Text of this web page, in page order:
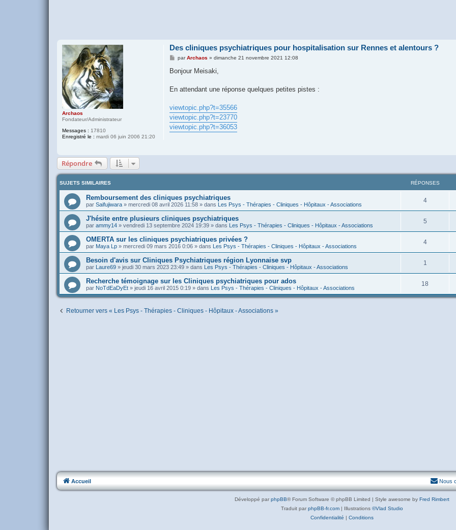
Archaos
Fondateur/Administrateur
Messages : 17810
Enregistré le : mardi 06 juin 2006 21:20
Des cliniques psychiatriques pour hospitalisation sur Rennes et alentours ?
M
s
g
parArchaos » dimanche 21 novembre 2021 12:08
Bonjour Meisaki,
En attendant une réponse quelques petites pistes :
viewtopic.php?t=35566
viewtopic.php?t=23770
viewtopic.php?t=36053
Répondre
SUJETS SIMILAIRES RÉPONSES
Remboursement des cliniques psychiatriques
par Saifujiwara » mercredi 08 avril 2026 11:58 » dans Les Psys - Thérapies - Cliniques - Hôpitaux - Associations
4
J'hésite entre plusieurs cliniques psychiatriques
par ammy14 » vendredi 13 septembre 2024 19:39 » dans Les Psys - Thérapies - Cliniques - Hôpitaux - Associations
5
OMERTA sur les cliniques psychiatriques privées ?
par Maya Lp » mercredi 09 mars 2016 0:06 » dans Les Psys - Thérapies - Cliniques - Hôpitaux - Associations
4
Besoin d'avis sur Cliniques Psychiatriques région Lyonnaise svp
par Laure69 » jeudi 30 mars 2023 23:49 » dans Les Psys - Thérapies - Cliniques - Hôpitaux - Associations
1
Recherche témoignage sur les Cliniques psychiatriques pour ados
par NoTdEaDyEt » jeudi 16 avril 2015 0:19 » dans Les Psys - Thérapies - Cliniques - Hôpitaux - Associations
18
Retourner vers « Les Psys - Thérapies - Cliniques - Hôpitaux - Associations »
Accueil Nous
Développé par phpBB® Forum Software © phpBB Limited | Style awesome by Fred Rimbert
Traduit par phpBB-fr.com | Illustrations ©Vlad Studio
Confidentialité | Conditions